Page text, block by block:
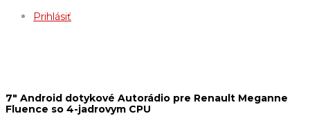
Prihlásiť
7″ Android dotykové Autorádio pre Renault Meganne
Fluence so 4-jadrovym CPU